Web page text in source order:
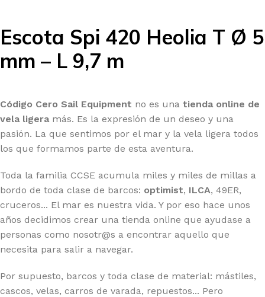
Escota Spi 420 Heolia T Ø 5
mm – L 9,7 m
Código Cero Sail Equipment no es una tienda online de
vela ligera más. Es la expresión de un deseo y una
pasión. La que sentimos por el mar y la vela ligera todos
los que formamos parte de esta aventura.
Toda la familia CCSE acumula miles y miles de millas a
bordo de toda clase de barcos: optimist, ILCA, 49ER,
cruceros... El mar es nuestra vida. Y por eso hace unos
años decidimos crear una tienda online que ayudase a
personas como nosotr@s a encontrar aquello que
necesita para salir a navegar.
Por supuesto, barcos y toda clase de material: mástiles,
cascos, velas, carros de varada, repuestos... Pero